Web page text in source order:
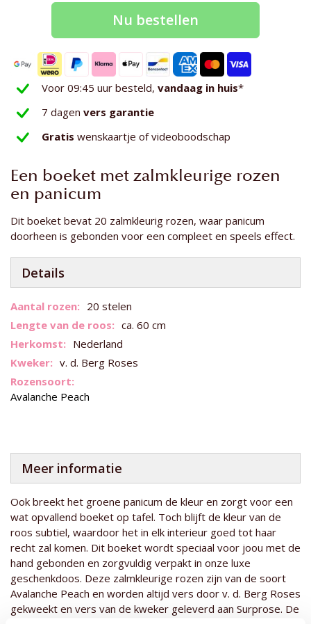
Nu bestellen
Voor 09:45 uur besteld, vandaag in huis*
7 dagen vers garantie
Gratis wenskaartje of videoboodschap
Een boeket met zalmkleurige rozen
en panicum
Dit boeket bevat 20 zalmkleurig rozen, waar panicum
doorheen is gebonden voor een compleet en speels effect.
Details
Meer
informatie
20 stelen
ca. 60 cm
Nederland
v. d. Berg Roses
Avalanche Peach
Meer informatie
Ook breekt het groene panicum de kleur en zorgt voor een
wat opvallend boeket op tafel. Toch blijft de kleur van de
roos subtiel, waardoor het in elk interieur goed tot haar
recht zal komen. Dit boeket wordt speciaal voor joou met de
hand gebonden en zorgvuldig verpakt in onze luxe
geschenkdoos. Deze zalmkleurige rozen zijn van de soort
Avalanche Peach en worden altijd vers door v. d. Berg Roses
gekweekt en vers van de kweker geleverd aan Surprose. De